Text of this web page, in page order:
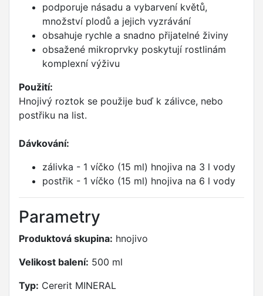
podporuje násadu a vybarvení květů,
množství plodů a jejich vyzrávání
obsahuje rychle a snadno přijatelné živiny
obsažené mikroprvky poskytují rostlinám
komplexní výživu
Použití:
Hnojivý roztok se použije buď k zálivce, nebo
postřiku na list.
Dávkování:
zálivka - 1 víčko (15 ml) hnojiva na 3 l vody
postřik - 1 víčko (15 ml) hnojiva na 6 l vody
Parametry
Produktová skupina: hnojivo
Velikost balení: 500 ml
Typ: Cererit MINERAL